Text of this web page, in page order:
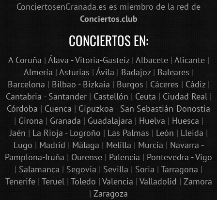
ConciertosenGranada.es es miembro de la red de
Conciertos.club
CONCIERTOS EN:
A Coruña | Álava - Vitoria-Gasteiz| Albacete| Alicante|
Almería | Asturias | Ávila | Badajoz| Baleares |
Barcelona | Bilbao - Bizkaia | Burgos | Cáceres | Cádiz|
Cantabria - Santander| Castellón | Ceuta | Ciudad Real|
Córdoba | Cuenca | Gipuzkoa - San Sebastián-Donostia
| Girona | Granada | Guadalajara | Huelva | Huesca |
Jaén | La Rioja - Logroño | Las Palmas | León | Lleida |
Lugo | Madrid | Málaga | Melilla | Murcia | Navarra -
Pamplona-Iruña | Ourense | Palencia | Pontevedra - Vigo
| Salamanca | Segovia | Sevilla | Soria | Tarragona |
Tenerife| Teruel| Toledo | Valencia | Valladolid | Zamora
| Zaragoza